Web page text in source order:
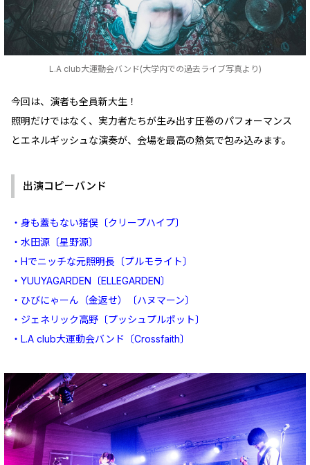
L.A club大運動会バンド(大学内での過去ライブ写真より)
今回は、演者も全員新大生！
照明だけではなく、実力者たちが生み出す圧巻のパフォーマンス
とエネルギッシュな演奏が、会場を最高の熱気で包み込みます。
出演コピーバンド
・身も蓋もない猪俣〔クリープハイプ〕
・水田源〔星野源〕
・Hでニッチな元照明長〔プルモライト〕
・YUUYAGARDEN〔ELLEGARDEN〕
・ひびにゃーん（金返せ）〔ハヌマーン〕
・ジェネリック高野〔プッシュプルポット〕
・L.A club大運動会バンド〔Crossfaith〕